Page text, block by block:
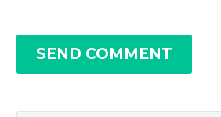
SEND COMMENT